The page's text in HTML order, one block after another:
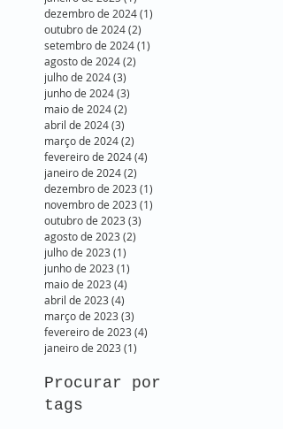
dezembro de 2024(1)
outubro de 2024(2)
setembro de 2024(1)
agosto de 2024(2)
julho de 2024(3)
junho de 2024(3)
maio de 2024(2)
abril de 2024(3)
março de 2024(2)
fevereiro de 2024(4)
janeiro de 2024(2)
dezembro de 2023 (1)
novembro de 2023 (1)
outubro de 2023 (3)
agosto de 2023 (2)
julho de 2023 (1)
junho de 2023 (1)
maio de 2023 (4)
abril de 2023 (4)
março de 2023 (3)
fevereiro de 2023 (4)
janeiro de 2023 (1)
Procurar por
tags